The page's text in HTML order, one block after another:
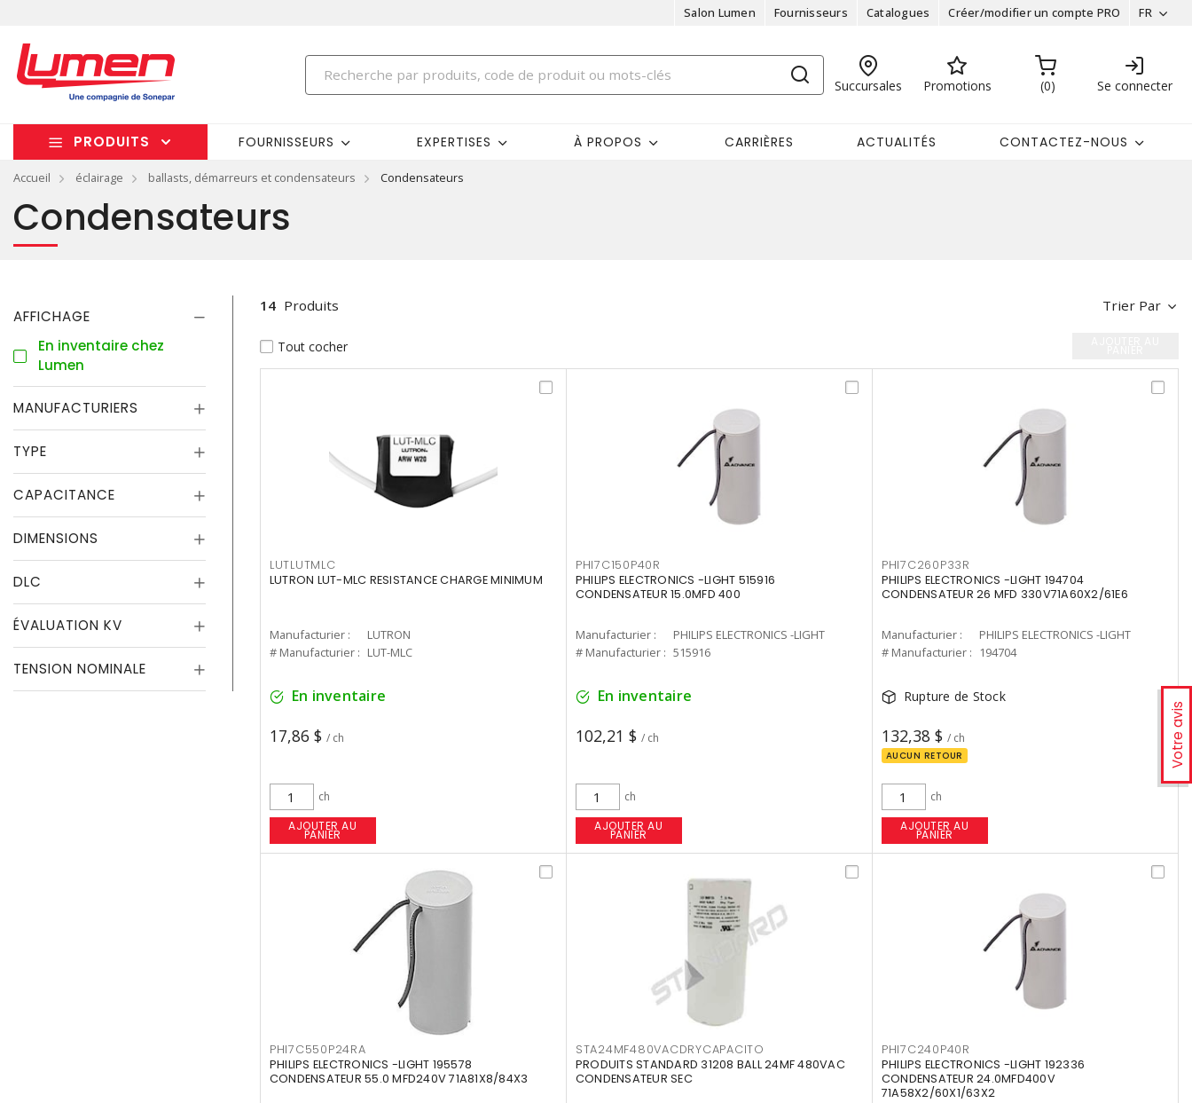
Salon Lumen Fournisseurs Catalogues Créer/modifier un compte PRO FR
Succursales Promotions 0 Se connecter
PRODUITS FOURNISSEURS EXPERTISES À PROPOS CARRIÈRES ACTUALITÉS CONTACTEZ-NOUS
Accueil éclairage ballasts, démarreurs et condensateurs Condensateurs
Votre avis
Condensateurs
AFFICHAGE
En inventaire chez
Lumen
MANUFACTURIERS
TYPE
CAPACITANCE
DIMENSIONS
DLC
ÉVALUATION KV
TENSION NOMINALE
Trier Par
14 Produits
Tout cocher
LUTLUTMLC
LUTRON LUT-MLC RESISTANCE CHARGE MINIMUM
Manufacturier :
LUTRON
# Manufacturier : LUT-MLC
En inventaire
17,86 $ / ch
ch
AJOUTER AU
PANIER
PHI7C150P40R
PHILIPS ELECTRONICS -LIGHT 515916
CONDENSATEUR 15.0MFD 400
Manufacturier :
PHILIPS ELECTRONICS -LIGHT
# Manufacturier : 515916
En inventaire
102,21 $ / ch
ch
AJOUTER AU
PANIER
PHI7C260P33R
PHILIPS ELECTRONICS -LIGHT 194704
CONDENSATEUR 26 MFD 330V71A60X2/61E6
Manufacturier :
PHILIPS ELECTRONICS -LIGHT
# Manufacturier :
194704
Rupture de Stock
132,38 $ / ch
AUCUN RETOUR
ch
AJOUTER AU
PANIER
PHI7C550P24RA
PHILIPS ELECTRONICS -LIGHT 195578
CONDENSATEUR 55.0 MFD240V 71A81X8/84X3
STA24MF480VACDRYCAPACITO
PRODUITS STANDARD 31208 BALL 24MF 480VAC
CONDENSATEUR SEC
PHI7C240P40R
PHILIPS ELECTRONICS -LIGHT 192336
CONDENSATEUR 24.0MFD400V
71A58X2/60X1/63X2